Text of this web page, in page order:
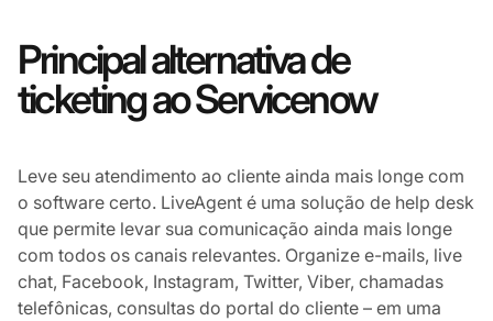
Principal alternativa de
ticketing ao Servicenow
Leve seu atendimento ao cliente ainda mais longe com
o software certo. LiveAgent é uma solução de help desk
que permite levar sua comunicação ainda mais longe
com todos os canais relevantes. Organize e-mails, live
chat, Facebook, Instagram, Twitter, Viber, chamadas
telefônicas, consultas do portal do cliente – em uma